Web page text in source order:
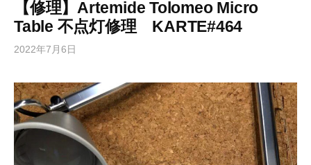
【修理】Artemide Tolomeo Micro
Table 不点灯修理 KARTE#464
2022年7月6日